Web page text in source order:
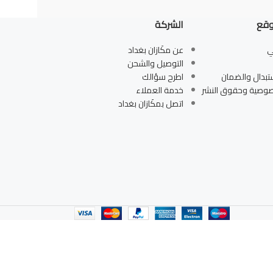
والضمان
وحقوق النشر
الشركة
عن مكَازان بغداد
التوصيل والشحن
اطرح سؤالك
خدمة العملاء
اتصل بمكَازان بغداد